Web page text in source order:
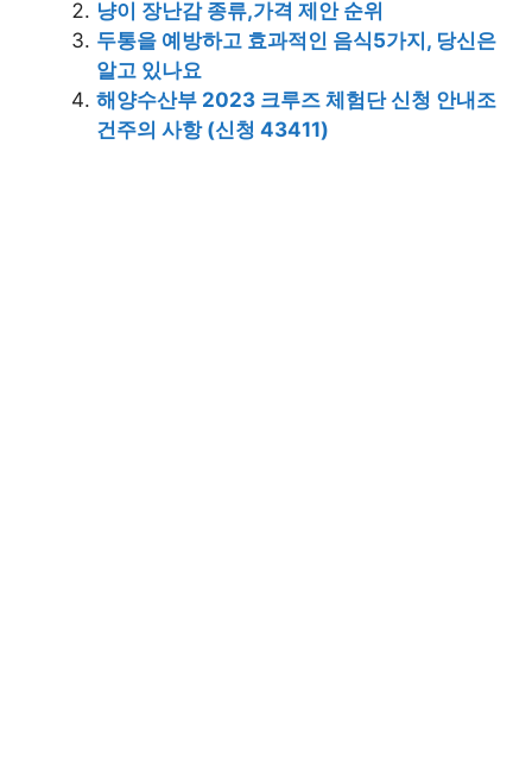
냥이 장난감 종류,가격 제안 순위
두통을 예방하고 효과적인 음식5가지, 당신은
알고 있나요
해양수산부 2023 크루즈 체험단 신청 안내조
건주의 사항 (신청 43411)